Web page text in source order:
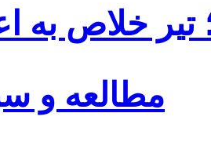
خلاص به
مطالعه و